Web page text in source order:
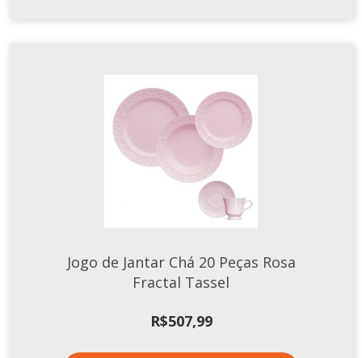
Jogo de Jantar Chá 20 Peças Rosa
Fractal Tassel
R$507,99